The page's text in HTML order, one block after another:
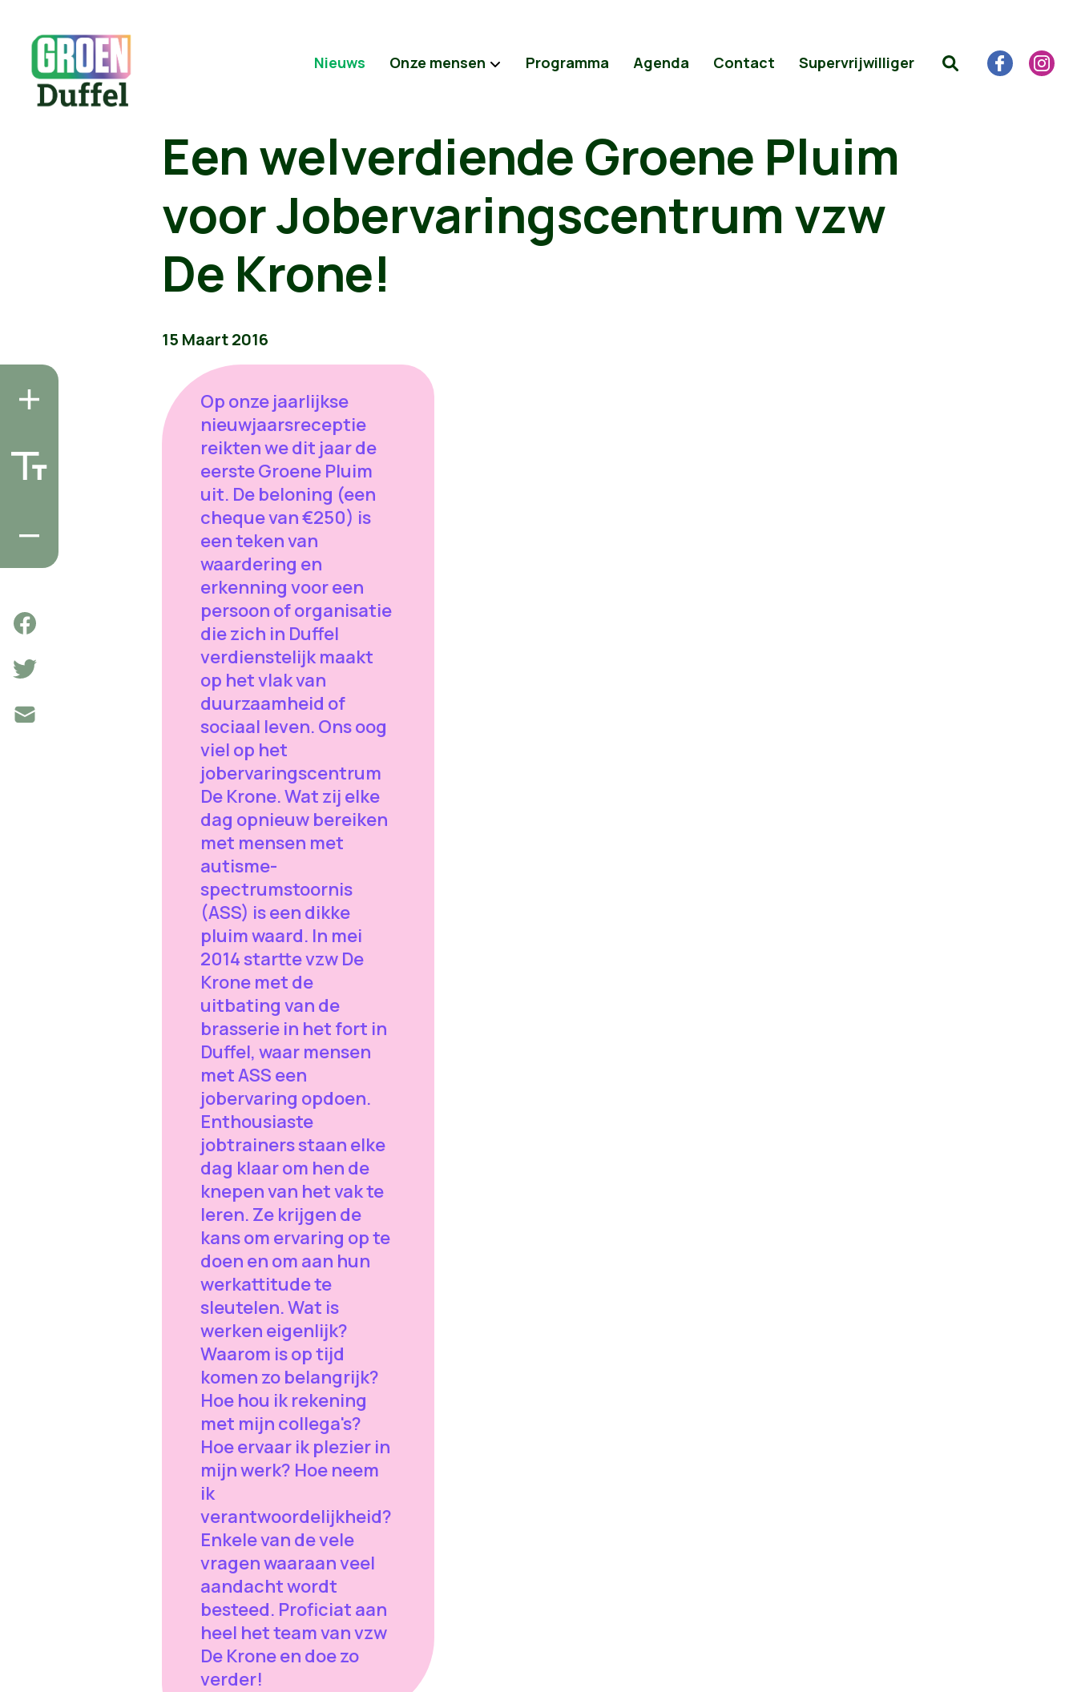
Nieuws Onze mensen Programma Agenda Contact Supervrijwilliger
Een welverdiende Groene Pluim
voor Jobervaringscentrum vzw
De Krone!
15 Maart 2016
Op onze jaarlijkse
nieuwjaarsreceptie
reikten we dit jaar de
eerste Groene Pluim
uit. De beloning (een
cheque van €250) is
een teken van
waardering en
erkenning voor een
persoon of organisatie
die zich in Duffel
verdienstelijk maakt
op het vlak van
duurzaamheid of
sociaal leven. Ons oog
viel op het
jobervaringscentrum
De Krone. Wat zij elke
dag opnieuw bereiken
met mensen met
autisme-
spectrumstoornis
(ASS) is een dikke
pluim waard. In mei
2014 startte vzw De
Krone met de
uitbating van de
brasserie in het fort in
Duffel, waar mensen
met ASS een
jobervaring opdoen.
Enthousiaste
jobtrainers staan elke
dag klaar om hen de
knepen van het vak te
leren. Ze krijgen de
kans om ervaring op te
doen en om aan hun
werkattitude te
sleutelen. Wat is
werken eigenlijk?
Waarom is op tijd
komen zo belangrijk?
Hoe hou ik rekening
met mijn collega's?
Hoe ervaar ik plezier in
mijn werk? Hoe neem
ik
verantwoordelijkheid?
Enkele van de vele
vragen waaraan veel
aandacht wordt
besteed. Proficiat aan
heel het team van vzw
De Krone en doe zo
verder!